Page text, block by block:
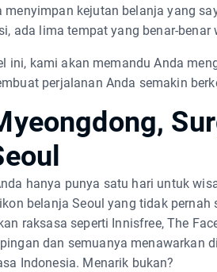
menyimpan kejutan belanja yang
ada lima tempat yang benar-
ini, kami akan memandu Anda
perjalanan Anda semakin
hanya punya satu hari untuk
belanja Seoul yang tidak
raksasa seperti Innisfree, The
dan semuanya menawarkan
Indonesia. Menarik bukan?